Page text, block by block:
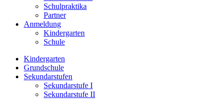
Schulpraktika
Partner
Anmeldung
Kindergarten
Schule
Kindergarten
Grundschule
Sekundarstufen
Sekundarstufe I
Sekundarstufe II